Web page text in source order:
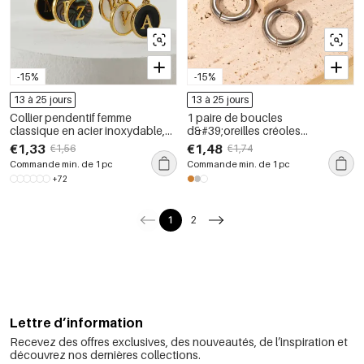
-15%
13 à 25 jours
Collier pendentif femme
classique en acier inoxydable,
couleur or, avec lettre et
coquillage étanche (1 pièce)
€1,33 €1,56
Commande min. de 1 pc
+72
-15%
13 à 25 jours
1 paire de boucles
d&#39;oreilles créoles
classiques en acier inoxydable
étanches
€1,48 €1,74
Commande min. de 1 pc
1 2
Lettre d’information
Recevez des offres exclusives, des nouveautés, de l’inspiration et
découvrez nos dernières collections.